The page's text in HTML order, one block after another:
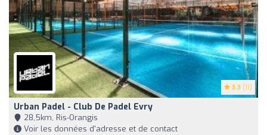
3.3 (11)
Urban Padel - Club De Padel Evry
28,5km, Ris-Orangis
Voir les données d'adresse et de contact